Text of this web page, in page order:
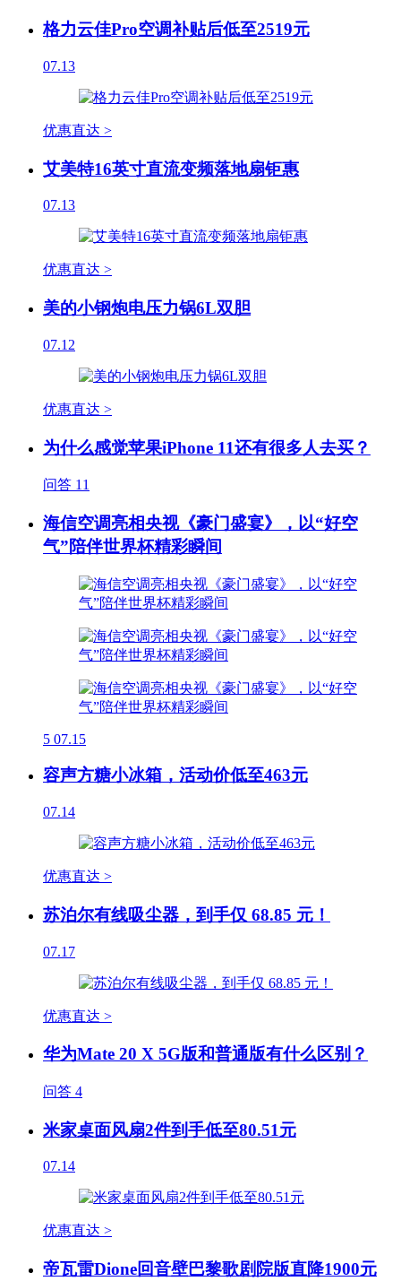
格力云佳Pro空调补贴后低至2519元
07.13
优惠直达 >
艾美特16英寸直流变频落地扇钜惠
07.13
优惠直达 >
美的小钢炮电压力锅6L双胆
07.12
优惠直达 >
为什么感觉苹果iPhone 11还有很多人去买？
问答 11
海信空调亮相央视《豪门盛宴》，以“好空
气”陪伴世界杯精彩瞬间
5 07.15
容声方糖小冰箱，活动价低至463元
07.14
优惠直达 >
苏泊尔有线吸尘器，到手仅 68.85 元！
07.17
优惠直达 >
华为Mate 20 X 5G版和普通版有什么区别？
问答 4
米家桌面风扇2件到手低至80.51元
07.14
优惠直达 >
帝瓦雷Dione回音壁巴黎歌剧院版直降1900元